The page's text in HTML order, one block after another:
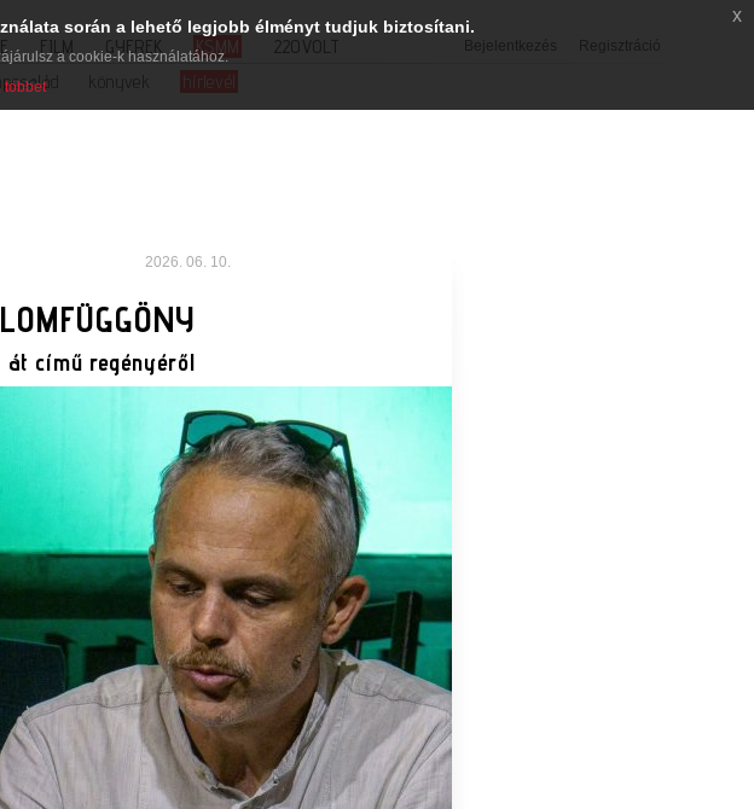
Bejelentkezés Regisztráció
FILM GYEREK KSMM
220VOLT
könyvek hírlevél
2026. 06. 10.
című regényéről
során a lehető legjobb élményt tudjuk biztosítani.
a cookie-k használatához.
többet
x